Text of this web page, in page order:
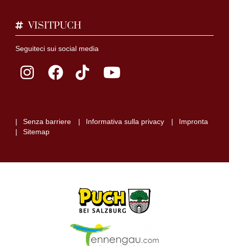
VISITPUCH
Seguiteci sui social media
Senza barriere Informativa sulla privacy
Impronta
Sitemap